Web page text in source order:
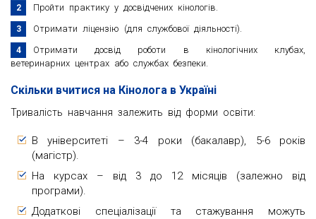
Пройти практику у досвідчених кінологів.
Отримати ліцензію (для службової діяльності).
Отримати досвід роботи в кінологічних клубах,
ветеринарних центрах або службах безпеки.
Скільки вчитися на Кінолога в Україні
Тривалість навчання залежить від форми освіти:
В університеті – 3-4 роки (бакалавр), 5-6 років
(магістр).
На курсах – від 3 до 12 місяців (залежно від
програми).
Додаткові спеціалізації та стажування можуть